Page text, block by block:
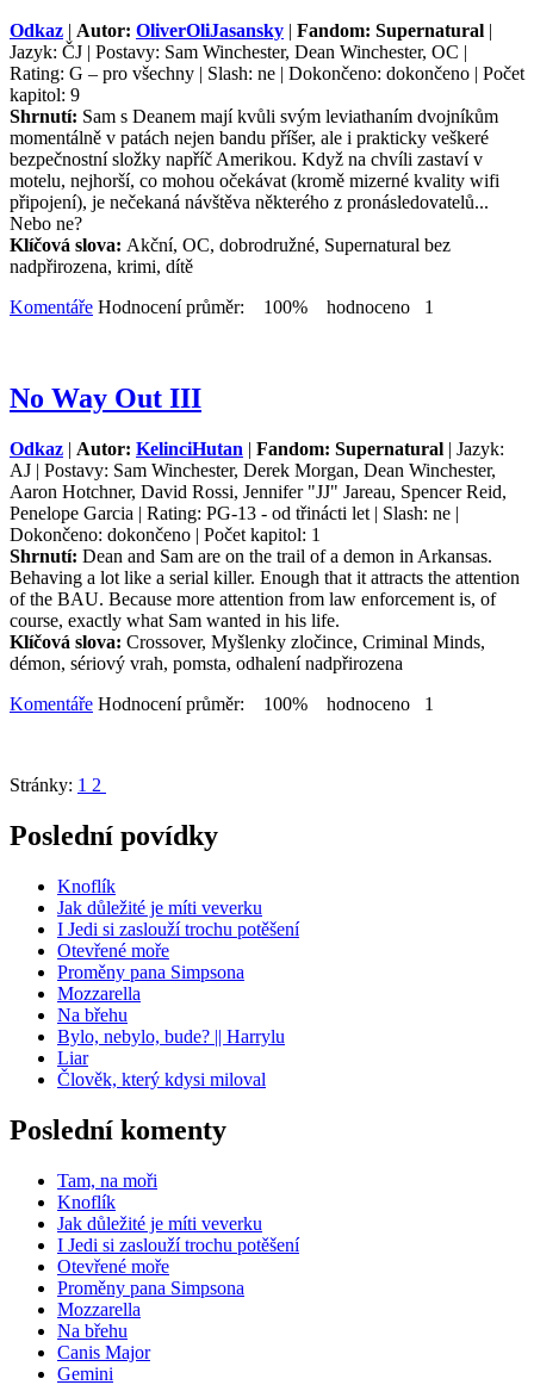
Odkaz | Autor: OliverOliJasansky | Fandom: Supernatural |
Jazyk: ČJ | Postavy: Sam Winchester, Dean Winchester, OC |
Rating: G – pro všechny | Slash: ne | Dokončeno: dokončeno | Počet
kapitol: 9
Shrnutí: Sam s Deanem mají kvůli svým leviathaním dvojníkům
momentálně v patách nejen bandu příšer, ale i prakticky veškeré
bezpečnostní složky napříč Amerikou. Když na chvíli zastaví v
motelu, nejhorší, co mohou očekávat (kromě mizerné kvality wifi
připojení), je nečekaná návštěva některého z pronásledovatelů...
Nebo ne?
Klíčová slova: Akční, OC, dobrodružné, Supernatural bez
nadpřirozena, krimi, dítě
Komentáře Hodnocení průměr: 100% hodnoceno 1
No Way Out III
Odkaz | Autor: KelinciHutan | Fandom: Supernatural | Jazyk:
AJ | Postavy: Sam Winchester, Derek Morgan, Dean Winchester,
Aaron Hotchner, David Rossi, Jennifer "JJ" Jareau, Spencer Reid,
Penelope Garcia | Rating: PG-13 - od třinácti let | Slash: ne |
Dokončeno: dokončeno | Počet kapitol: 1
Shrnutí: Dean and Sam are on the trail of a demon in Arkansas.
Behaving a lot like a serial killer. Enough that it attracts the attention
of the BAU. Because more attention from law enforcement is, of
course, exactly what Sam wanted in his life.
Klíčová slova: Crossover, Myšlenky zločince, Criminal Minds,
démon, sériový vrah, pomsta, odhalení nadpřirozena
Komentáře Hodnocení průměr: 100% hodnoceno 1
Stránky: 1 2
Poslední povídky
Knoflík
Jak důležité je míti veverku
I Jedi si zaslouží trochu potěšení
Otevřené moře
Proměny pana Simpsona
Mozzarella
Na břehu
Bylo, nebylo, bude? || Harrylu
Liar
Člověk, který kdysi miloval
Poslední komenty
Tam, na moři
Knoflík
Jak důležité je míti veverku
I Jedi si zaslouží trochu potěšení
Otevřené moře
Proměny pana Simpsona
Mozzarella
Na břehu
Canis Major
Gemini